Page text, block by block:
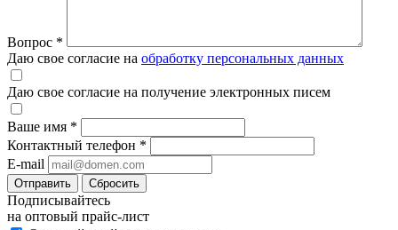
Вопрос *
Даю свое согласие на обработку персональных данных
Даю свое согласие на получение электронных писем
Ваше имя *
Контактный телефон *
E-mail
Отправить Сбросить
Подписывайтесь
на оптовый прайс-лист